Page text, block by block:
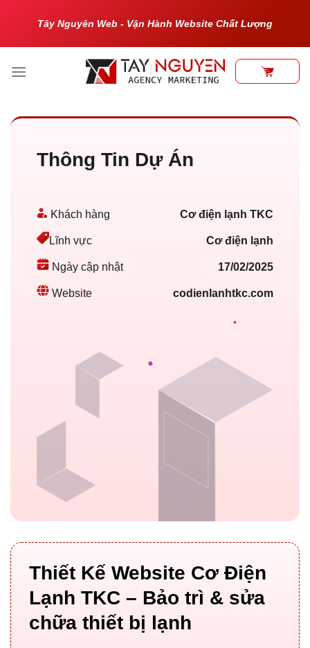
Tây Nguyên Web - Vận Hành Website Chất Lượng
Thiết Kế Website Cơ Điện
Lạnh TKC – Bảo trì & sửa
chữa thiết bị lạnh
Thông Tin Dự Án
Khách hàng Cơ điện lạnh TKC
Lĩnh vực Cơ điện lạnh
Ngày cập nhật 17/02/2025
Website codienlanhtkc.com